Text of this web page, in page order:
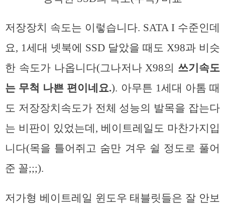
저장장치 속도는 이렇습니다. SATA I 수준인데
요, 1세대 넷북에 SSD 달았을 때도 X98과 비슷
한 속도가 나옵니다(그나저나 X98의 쓰기속도
는 무척 나쁜 편이네요.). 아무튼 1세대 아톰 때
도 저장장치속도가 전체 성능의 발목을 잡는다
는 비판이 있었는데, 베이트레일도 마찬가지입
니다(목을 틀어쥐고 숨만 겨우 쉴 정도로 풀어
준 꼴;;;).
저가형 베이트레일 윈도우 태블릿들은 잘 안보